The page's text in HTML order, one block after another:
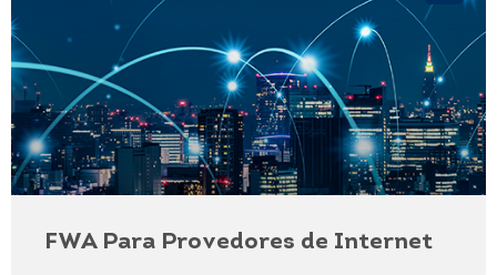
FWA Para Provedores de Internet